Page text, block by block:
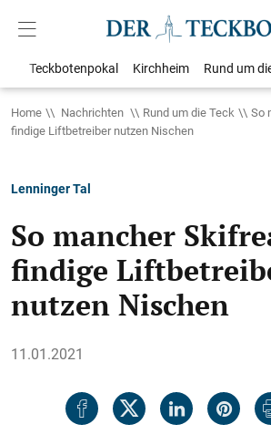
Teckbotenpokal Kirchheim Rund um
Home Nachrichten Rund um die Teck
So
findige Liftbetreiber nutzen Nischen
Lenninger Tal
So mancher
findige
nutzen Nischen
11.01.2021